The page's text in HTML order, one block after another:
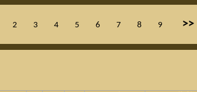
2 3 4 5 6 7 8 9 >>